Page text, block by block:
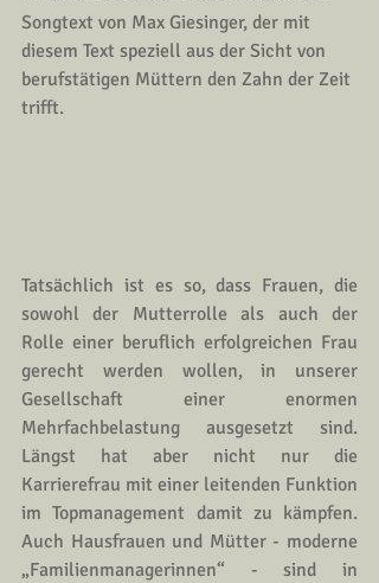
Songtext von Max Giesinger, der mit
diesem Text speziell aus der Sicht von
berufstätigen Müttern den Zahn der Zeit
trifft.
Tatsächlich ist es so, dass Frauen, die
sowohl der Mutterrolle als auch der
Rolle einer beruflich erfolgreichen Frau
gerecht werden wollen, in unserer
Gesellschaft einer enormen
Mehrfachbelastung ausgesetzt sind.
Längst hat aber nicht nur die
Karrierefrau mit einer leitenden Funktion
im Topmanagement damit zu kämpfen.
Auch Hausfrauen und Mütter - moderne
„Familienmanagerinnen“ - sind in